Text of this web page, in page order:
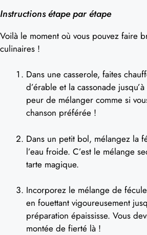
Instructions étape par étape
Voilà le moment où vous pouvez faire
culinaires !
Dans une casserole, faites
d’érable et la cassonade
peur de mélanger comme si
chanson préférée !
Dans un petit bol, mélangez la
l’eau froide. C’est le mélange
tarte magique.
Incorporez le mélange de
en fouettant vigoureusement
préparation épaississe. Vous
montée de fierté là !